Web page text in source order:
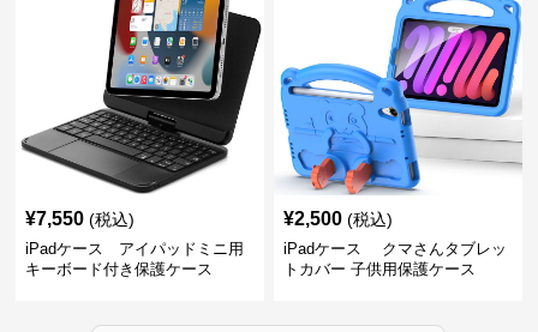
¥7,550 (税込)
iPadケース アイパッドミニ用
キーボード付き保護ケース
¥2,500 (税込)
iPadケース クマさんタブレッ
トカバー 子供用保護ケース